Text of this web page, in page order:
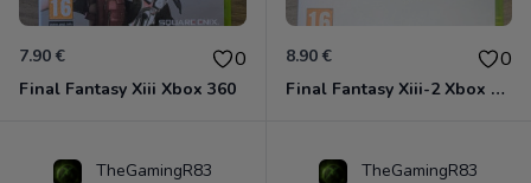
7.90 € 0
Final Fantasy Xiii Xbox 360
8.90 € 0
Final Fantasy Xiii-2 Xbox 360
TheGamingR83 TheGamingR83